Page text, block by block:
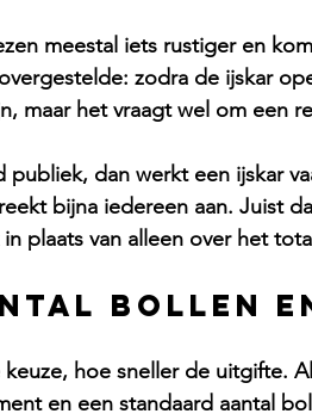
meestal iets rustiger en
zodra de ijskar
maar het vraagt wel om een
publiek, dan werkt een ijskar
bijna iedereen aan. Juist
plaats van alleen over het
bollen
hoe sneller de uitgifte.
en een standaard aantal